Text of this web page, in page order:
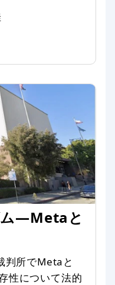
ム―Metaと
判所でMetaと
性について法的